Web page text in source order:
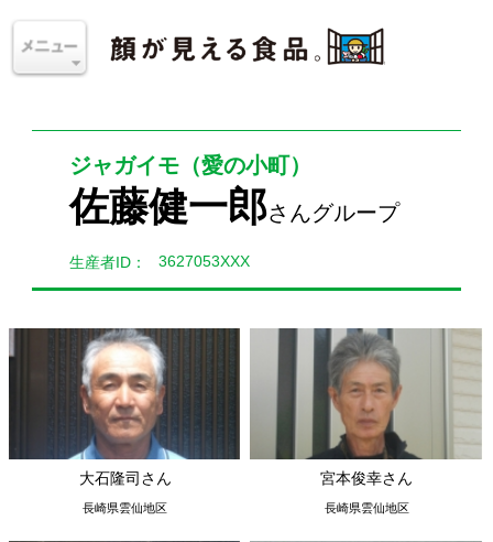
佐藤健一郎さんグループ
大石隆司さん
長崎県雲仙地区
宮本俊幸さん
長崎県雲仙地区